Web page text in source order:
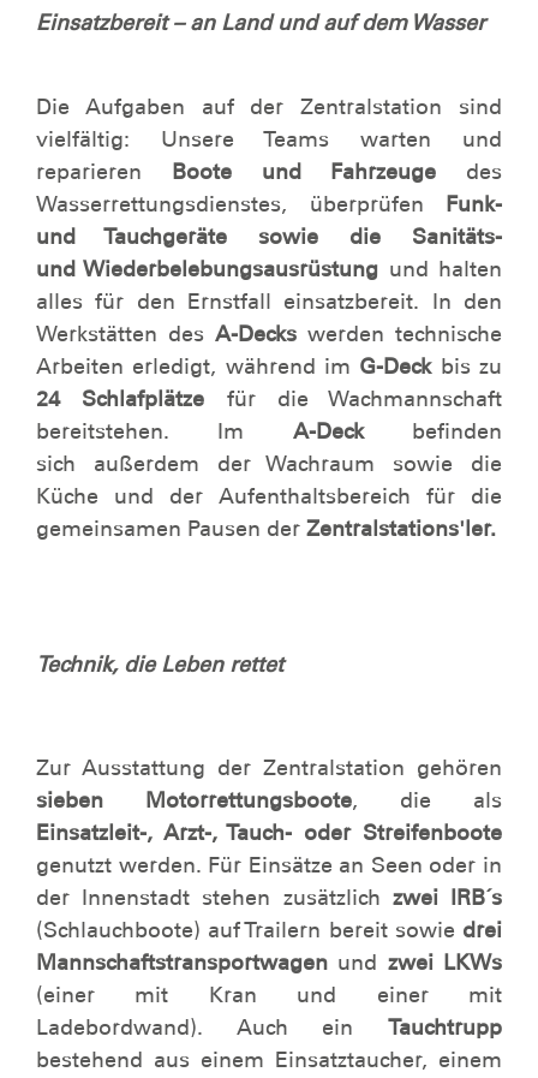
Einsatzbereit – an Land und auf dem Wasser
Die Aufgaben auf der Zentralstation sind
vielfältig: Unsere Teams warten und
reparieren
Boote und Fahrzeuge des
Wasserrettungsdienstes, überprüfen Funk-
und Tauchgeräte sowie die Sanitäts-
und Wiederbelebungsausrüstung und halten
alles für den Ernstfall einsatzbereit. In den
Werkstätten des A-Decks werden technische
Arbeiten erledigt, während im G-Deck bis zu
24 Schlafplätze für die Wachmannschaft
bereitstehen. Im A-Deckbefinden
sich außerdem der Wachraum sowie die
Küche und der Aufenthaltsbereich für die
gemeinsamen Pausen der Zentralstations'ler.
Technik, die Leben rettet
Zur Ausstattung der Zentralstation gehören
sieben Motorrettungsboote, die als
Einsatzleit-, Arzt-, Tauch- oder Streifenboote
genutzt werden. Für Einsätze an Seen oder in
der Innenstadt stehen zusätzlich zwei IRB´s
(Schlauchboote) auf Trailern bereit sowie drei
Mannschaftstransportwagen und zwei LKWs
(einer mit Kran und einer mit
Ladebordwand). Auch ein Tauchtrupp
bestehend aus einem Einsatztaucher, einem